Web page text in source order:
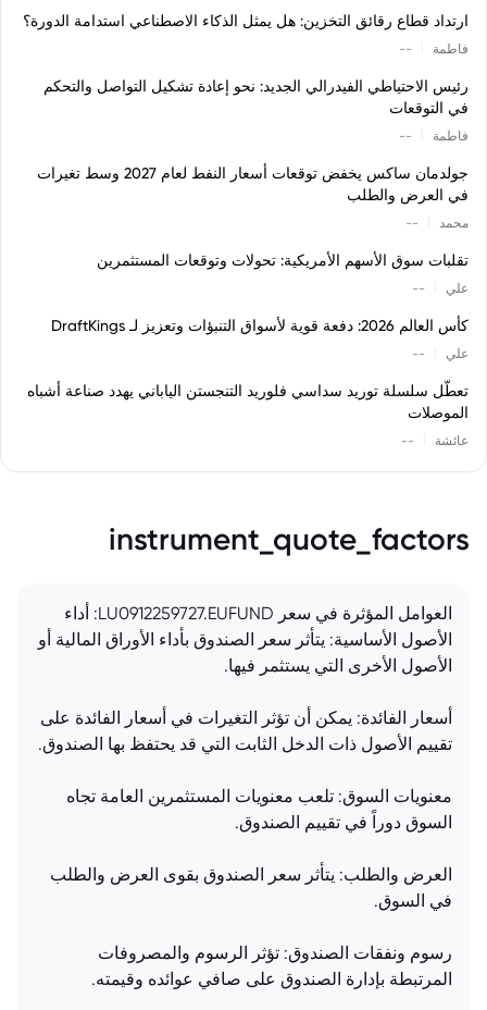
ارتداد قطاع رقائق التخزين: هل يمثل الذكاء الاصطناعي استدامة الدورة؟
فاطمة --
رئيس الاحتياطي الفيدرالي الجديد: نحو إعادة تشكيل التواصل والتحكم
في التوقعات
فاطمة --
جولدمان ساكس يخفض توقعات أسعار النفط لعام 2027 وسط تغيرات
في العرض والطلب
محمد --
تقلبات سوق الأسهم الأمريكية: تحولات وتوقعات المستثمرين
علي --
كأس العالم 2026: دفعة قوية لأسواق التنبؤات وتعزيز لـ DraftKings
علي --
تعطّل سلسلة توريد سداسي فلوريد التنجستن الياباني يهدد صناعة أشباه
الموصلات
عائشة --
instrument_quote_factors
العوامل المؤثرة في سعر LU0912259727.EUFUND: أداء
الأصول الأساسية: يتأثر سعر الصندوق بأداء الأوراق المالية أو
الأصول الأخرى التي يستثمر فيها.
أسعار الفائدة: يمكن أن تؤثر التغيرات في أسعار الفائدة على
تقييم الأصول ذات الدخل الثابت التي قد يحتفظ بها الصندوق.
معنويات السوق: تلعب معنويات المستثمرين العامة تجاه
السوق دوراً في تقييم الصندوق.
العرض والطلب: يتأثر سعر الصندوق بقوى العرض والطلب
في السوق.
رسوم ونفقات الصندوق: تؤثر الرسوم والمصروفات
المرتبطة بإدارة الصندوق على صافي عوائده وقيمته.